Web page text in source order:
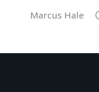
Marcus Hale